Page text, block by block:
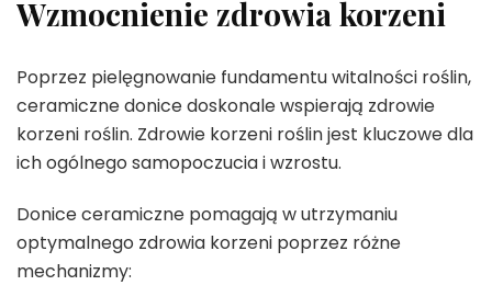
Wzmocnienie zdrowia korzeni
Poprzez pielęgnowanie fundamentu witalności roślin,
ceramiczne donice doskonale wspierają zdrowie
korzeni roślin. Zdrowie korzeni roślin jest kluczowe dla
ich ogólnego samopoczucia i wzrostu.
Donice ceramiczne pomagają w utrzymaniu
optymalnego zdrowia korzeni poprzez różne
mechanizmy: